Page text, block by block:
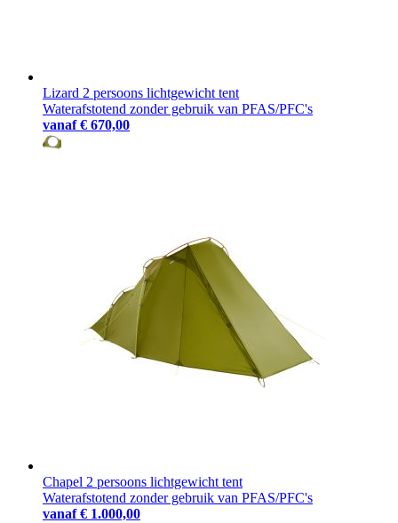
Lizard 2 persoons lichtgewicht tent
Waterafstotend zonder gebruik van PFAS/PFC's
vanaf € 670,00
Chapel 2 persoons lichtgewicht tent
Waterafstotend zonder gebruik van PFAS/PFC's
vanaf € 1.000,00